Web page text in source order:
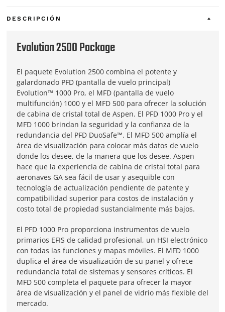
DESCRIPCIÓN
Evolution 2500 Package
El paquete Evolution 2500 combina el potente y
galardonado PFD (pantalla de vuelo principal)
Evolution™ 1000 Pro, el MFD (pantalla de vuelo
multifunción) 1000 y el MFD 500 para ofrecer la solución
de cabina de cristal total de Aspen. El PFD 1000 Pro y el
MFD 1000 brindan la seguridad y la confianza de la
redundancia del PFD DuoSafe™. El MFD 500 amplía el
área de visualización para colocar más datos de vuelo
donde los desee, de la manera que los desee. Aspen
hace que la experiencia de cabina de cristal total para
aeronaves GA sea fácil de usar y asequible con
tecnología de actualización pendiente de patente y
compatibilidad superior para costos de instalación y
costo total de propiedad sustancialmente más bajos.
El PFD 1000 Pro proporciona instrumentos de vuelo
primarios EFIS de calidad profesional, un HSI electrónico
con todas las funciones y mapas móviles. El MFD 1000
duplica el área de visualización de su panel y ofrece
redundancia total de sistemas y sensores críticos. El
MFD 500 completa el paquete para ofrecer la mayor
área de visualización y el panel de vidrio más flexible del
mercado.